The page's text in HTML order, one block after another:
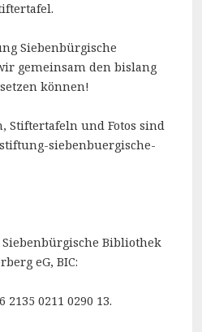
Siebenbürgische
gemeinsam den bislang
können!
Stiftertafeln und Fotos sind
siebenbuergische-
Bibliothek
eG, BIC:
2135 0211 0290 13.